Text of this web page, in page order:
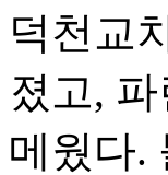
덕천교
졌고,
메웠다.